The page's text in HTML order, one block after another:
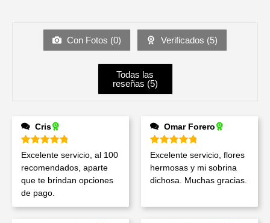
Con Fotos (0) Verificados (5)
Todas las
reseñas (5)
Cris
Valorado en 5 de 5
Excelente servicio, al 100
recomendados, aparte
que te brindan opciones
de pago.
Omar Forero
Valorado en 5 de 5
Excelente servicio, flores
hermosas y mi sobrina
dichosa. Muchas gracias.